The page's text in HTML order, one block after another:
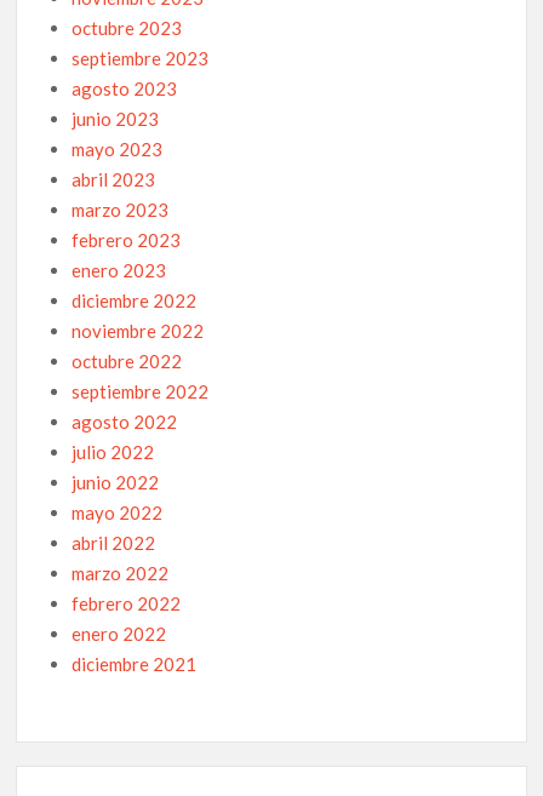
octubre 2023
septiembre 2023
agosto 2023
junio 2023
mayo 2023
abril 2023
marzo 2023
febrero 2023
enero 2023
diciembre 2022
noviembre 2022
octubre 2022
septiembre 2022
agosto 2022
julio 2022
junio 2022
mayo 2022
abril 2022
marzo 2022
febrero 2022
enero 2022
diciembre 2021